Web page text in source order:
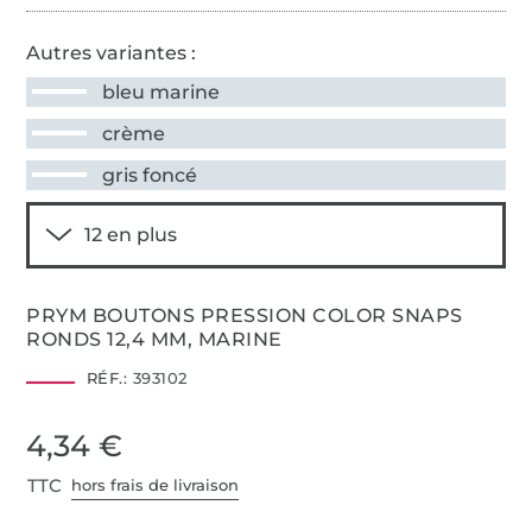
Autres variantes :
bleu marine
crème
gris foncé
PRYM BOUTONS PRESSION COLOR SNAPS
RONDS 12,4 MM, MARINE
RÉF.: 393102
4,34 €
TTC hors frais de livraison